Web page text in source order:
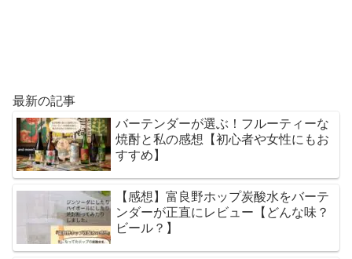
最新の記事
バーテンダーが選ぶ！フルーティーな
焼酎と私の感想【初心者や女性にもお
すすめ】
【感想】富良野ホップ炭酸水をバーテ
ンダーが正直にレビュー【どんな味？
ビール？】